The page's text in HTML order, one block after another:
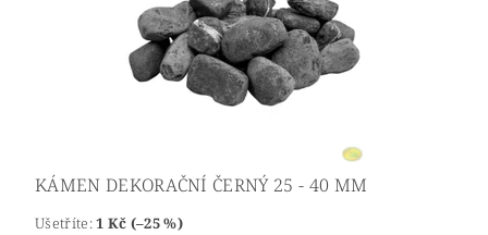
KÁMEN DEKORAČNÍ ČERNÝ 25 - 40 MM
Ušetříte:1 Kč (–25 %)